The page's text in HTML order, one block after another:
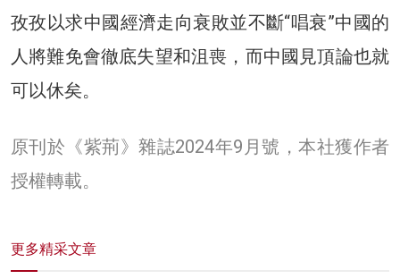
孜孜以求中國經濟走向衰敗並不斷“唱衰”中國的
人將難免會徹底失望和沮喪，而中國見頂論也就
可以休矣。
原刊於《紫荊》雜誌2024年9月號，本社獲作者
授權轉載。
更多精采文章